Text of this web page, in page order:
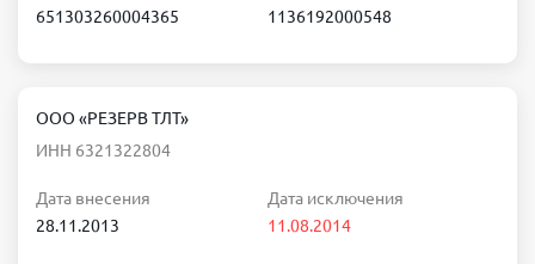
651303260004365
1136192000548
ООО «РЕЗЕРВ ТЛТ»
ИНН 6321322804
Дата внесения
28.11.2013
Дата исключения
11.08.2014